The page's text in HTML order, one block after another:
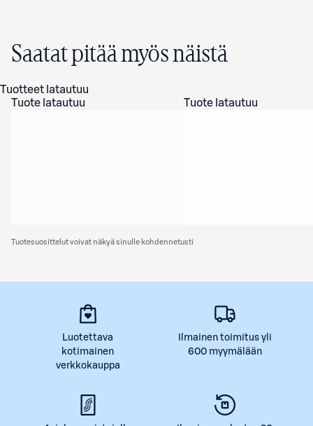
Saatat pitää myös näistä
Tuotteet latautuu
Tuote latautuu
Tuote latautuu
Tuotesuosittelut voivat näkyä sinulle kohdennetusti
Luotettava
kotimainen
verkkokauppa
Ilmainen toimitus yli
600 myymälään